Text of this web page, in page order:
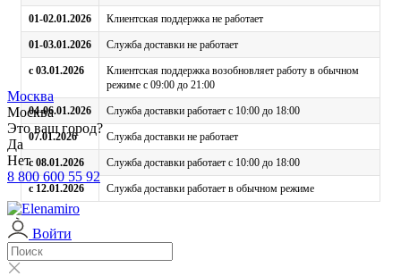
01-02.01.2026 Клиентская поддержка не работает
01-03.01.2026 Служба доставки не работает
с 03.01.2026
Клиентская поддержка возобновляет работу в обычном
режиме с 09:00 до 21:00
04-06.01.2026 Служба доставки работает с 10:00 до 18:00
07.01.2026 Служба доставки не работает
с 08.01.2026 Служба доставки работает с 10:00 до 18:00
с 12.01.2026 Служба доставки работает в обычном режиме
Москва
Москва
Это ваш город?
Да
Нет
8 800 600 55 92
Войти